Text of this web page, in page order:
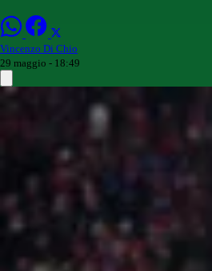
Vincenzo Di Chio
29 maggio - 18:49